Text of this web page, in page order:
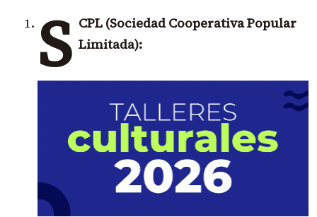
S CPL (Sociedad Cooperativa Popular
Limitada):